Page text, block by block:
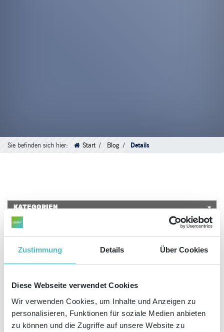
Zustimmung Details Über Cookies
Diese Webseite verwendet Cookies
Wir verwenden Cookies, um Inhalte und Anzeigen zu
personalisieren, Funktionen für soziale Medien anbieten
zu können und die Zugriffe auf unsere Website zu
Sie befinden sich hier: Start Blog Details
KATEGORIEN
LETZTE BEITRÄGE
DIESEN ARTIKEL TEILEN